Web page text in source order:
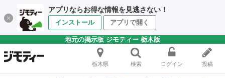
アプリならお得な情報を見逃さない！
インストール アプリで開く
地元の掲示板 ジモティー 栃木版
栃木県 検索 ログイン 投稿